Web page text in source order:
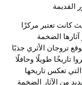
القديمة
كانت تعتبر مركزًا
آثارها الضخمة
تروجان الأثري جذبًا
تاريخًا طويلًا وحافلًا
التي تعكس تاريخها
من الآثار الضخمة